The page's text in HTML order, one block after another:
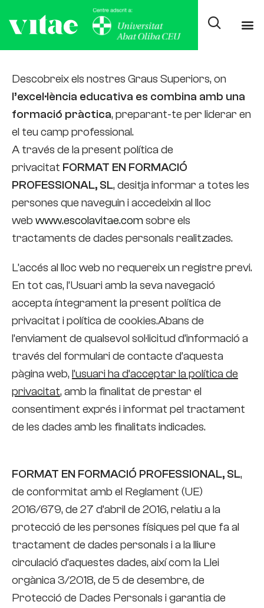
Descobreix els nostres Graus Superiors, on
l’excel·lència educativa es combina amb una
formació pràctica, preparant-te per liderar en
el teu camp professional.
A través de la present política de
privacitat FORMAT EN FORMACIÓ
PROFESSIONAL, SL, desitja informar a totes les
persones que naveguin i accedeixin al lloc
web www.escolavitae.comsobre els
tractaments de dades personals realitzades.
L’accés al lloc web no requereix un registre previ.
En tot cas, l’Usuari amb la seva navegació
accepta íntegrament la present política de
privacitat i política de cookies.Abans de
l’enviament de qualsevol sol·licitud d’informació a
través del formulari de contacte d’aquesta
pàgina web,l’usuari ha d’acceptar la política de
privacitat, amb la finalitat de prestar el
consentiment exprés i informat pel tractament
de les dades amb les finalitats indicades.
FORMAT EN FORMACIÓ PROFESSIONAL, SL,
de conformitat amb el Reglament (UE)
2016/679, de 27 d’abril de 2016, relatiu a la
protecció de les persones físiques pel que fa al
tractament de dades personals i a la lliure
circulació d’aquestes dades, així com la Llei
orgànica 3/2018, de 5 de desembre, de
Protecció de Dades Personals i garantia de